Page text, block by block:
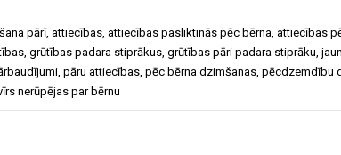
pārī, attiecības, attiecības pasliktinās pēc bērna, attiecības
, grūtības padara stiprākus, grūtības pāri padara stiprāku,
, pāru attiecības, pēc bērna dzimšanas, pēcdzemdību
nerūpējas par bērnu